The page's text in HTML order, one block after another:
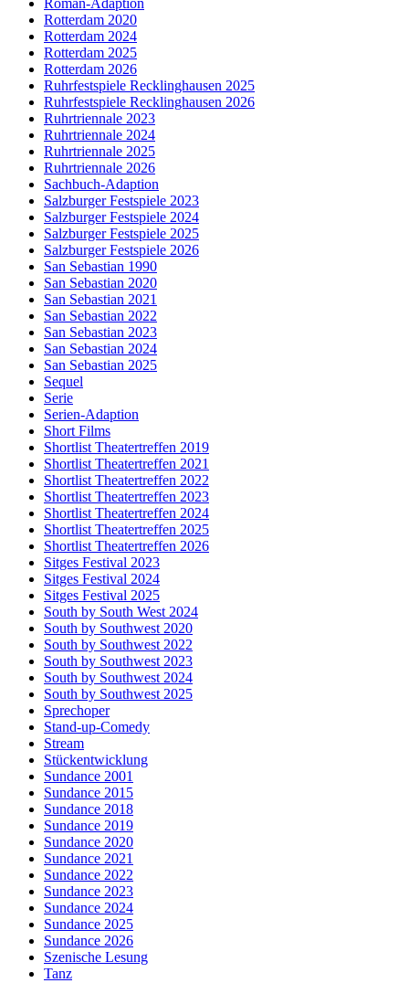
Rotterdam 2020
Rotterdam 2024
Rotterdam 2025
Rotterdam 2026
Ruhrfestspiele Recklinghausen 2025
Ruhrfestspiele Recklinghausen 2026
Ruhrtriennale 2023
Ruhrtriennale 2024
Ruhrtriennale 2025
Ruhrtriennale 2026
Sachbuch-Adaption
Salzburger Festspiele 2023
Salzburger Festspiele 2024
Salzburger Festspiele 2025
Salzburger Festspiele 2026
San Sebastian 1990
San Sebastian 2020
San Sebastian 2021
San Sebastian 2022
San Sebastian 2023
San Sebastian 2024
San Sebastian 2025
Sequel
Serie
Serien-Adaption
Short Films
Shortlist Theatertreffen 2019
Shortlist Theatertreffen 2021
Shortlist Theatertreffen 2022
Shortlist Theatertreffen 2023
Shortlist Theatertreffen 2024
Shortlist Theatertreffen 2025
Shortlist Theatertreffen 2026
Sitges Festival 2023
Sitges Festival 2024
Sitges Festival 2025
South by South West 2024
South by Southwest 2020
South by Southwest 2022
South by Southwest 2023
South by Southwest 2024
South by Southwest 2025
Sprechoper
Stand-up-Comedy
Stream
Stückentwicklung
Sundance 2001
Sundance 2015
Sundance 2018
Sundance 2019
Sundance 2020
Sundance 2021
Sundance 2022
Sundance 2023
Sundance 2024
Sundance 2025
Sundance 2026
Szenische Lesung
Tanz